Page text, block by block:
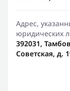
Адрес,
юридических
392031,
Советская, д.